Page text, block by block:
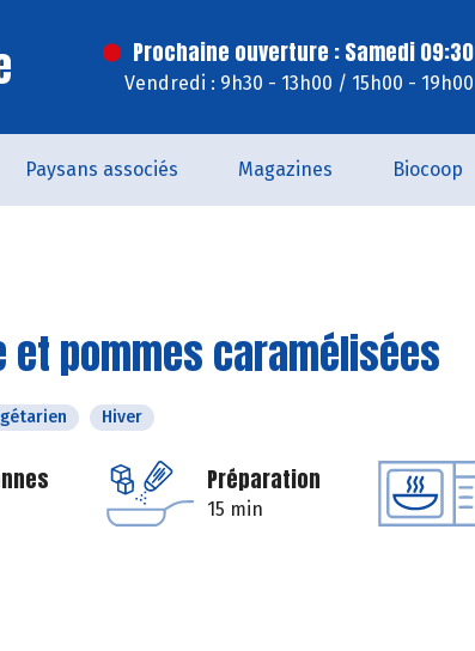
Prochaine ouverture : Samedi 09:30
Vendredi : 9h30 - 13h00 / 15h00 - 19h00
Paysans associés Magazines Biocoop
et pommes caramélisées
Hiver
Préparation
15 min